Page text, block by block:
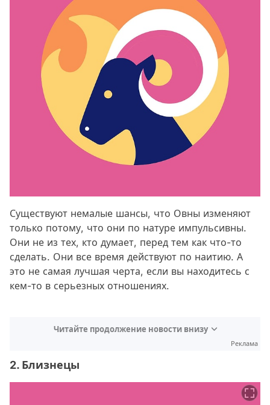
Существуют немалые шансы, что Овны изменяют
только потому, что они по натуре импульсивны.
Они не из тех, кто думает, перед тем как что-то
сделать. Они все время действуют по наитию. А
это не самая лучшая черта, если вы находитесь с
кем-то в серьезных отношениях.
Читайте продолжение новости внизу
Реклама
2. Близнецы